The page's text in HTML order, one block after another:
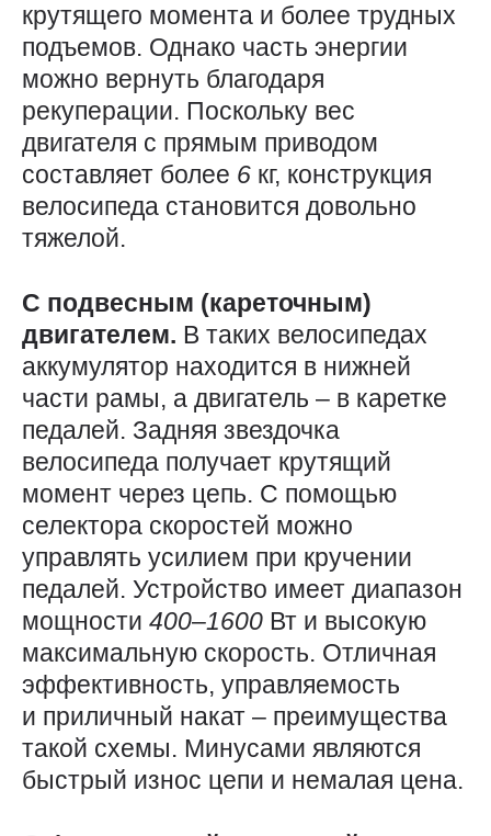
крутящего момента и более трудных
подъемов. Однако часть энергии
можно вернуть благодаря
рекуперации. Поскольку вес
двигателя с прямым приводом
составляет более 6 кг, конструкция
велосипеда становится довольно
тяжелой.
С подвесным (кареточным)
двигателем. В таких велосипедах
аккумулятор находится в нижней
части рамы, а двигатель – в каретке
педалей. Задняя звездочка
велосипеда получает крутящий
момент через цепь. С помощью
селектора скоростей можно
управлять усилием при кручении
педалей. Устройство имеет диапазон
мощности 400–1600 Вт и высокую
максимальную скорость. Отличная
эффективность, управляемость
и приличный накат – преимущества
такой схемы. Минусами являются
быстрый износ цепи и немалая цена.